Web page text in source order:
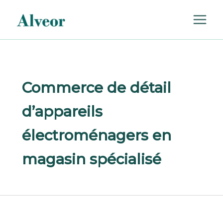
contenu
Commerce de détail
d’appareils
électroménagers en
magasin spécialisé